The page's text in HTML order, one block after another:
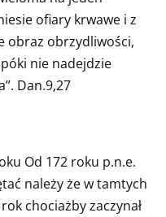
ofiary krwawe i z
obraz obrzydliwości,
nie nadejdzie
Dan.9,27
Od 172 roku p.n.e.
należy że w tamtych
chociażby zaczynał